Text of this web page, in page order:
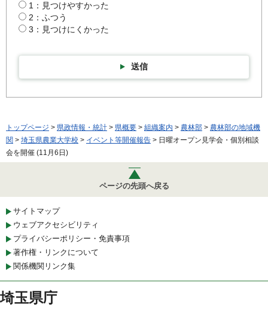
1：見つけやすかった
2：ふつう
3：見つけにくかった
送信
トップページ > 県政情報・統計 > 県概要 > 組織案内 > 農林部 > 農林部の地域機
関 > 埼玉県農業大学校 > イベント等開催報告 > 日曜オープン見学会・個別相談
会を開催 (11月6日)
ページの先頭へ戻る
サイトマップ
ウェブアクセシビリティ
プライバシーポリシー・免責事項
著作権・リンクについて
関係機関リンク集
埼玉県庁